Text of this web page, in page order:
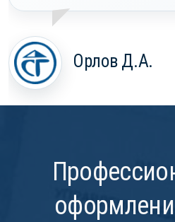
Орлов Д.А.